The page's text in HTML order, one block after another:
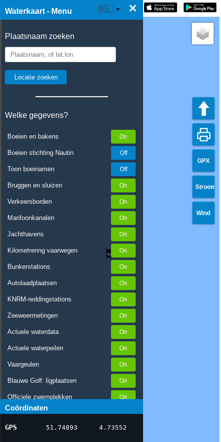
Waterkaart - Menu ×
Plaatsnaam zoeken
Welke gegevens?
Boeien en bakens
Boeien stichting Nautin
Toon boeinamen
Bruggen en sluizen
Verkeersborden
Marifoonkanalen
Jachthavens
Kilometrering vaarwegen
Bunkerstations
Autolaadplaatsen
KNRM-reddingstations
Zeeweermetingen
Actuele waterdata
Actuele waterpeilen
Vaargeulen
Blauwe Golf: ligplaatsen
Officiele zwemplekken
Stremmingen/hinder
AIS scheepsposities
Coördinaten
GPS 51.74893 4.73552
☰ Waterkaart Live 🇳🇱
GPX
Stroom
Wind